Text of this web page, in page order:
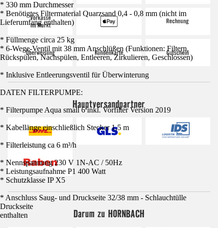
* 330 mm Durchmesser
* Benötigtes Filtermaterial Quarzsand 0,4 - 0,8 mm (nicht im
Lieferumfang enthalten)
* Füllmenge circa 25 kg
* 6-Wege-Ventil mit 38 mm Anschlüßen (Funktionen: Filtern,
Rückspülen, Nachspülen, Entleeren, Zirkulieren, Geschlossen)
* Inklusive Entleerungsventil für Überwinterung
DATEN FILTERPUMPE:
* Filterpumpe Aqua small 6 inkl. Vorfilter Version 2019
* Kabellänge einschließlich Stecker 1,5 m
* Filterleistung ca 6 m³/h
* Nennspannung 230 V 1N-AC / 50Hz
* Leistungsaufnahme P1 400 Watt
* Schutzklasse IP X5
* Anschluss Saug- und Druckseite 32/38 mm - Schlauchtülle
Druckseite
enthalten
Hauptversandpartner
Darum zu HORNBACH